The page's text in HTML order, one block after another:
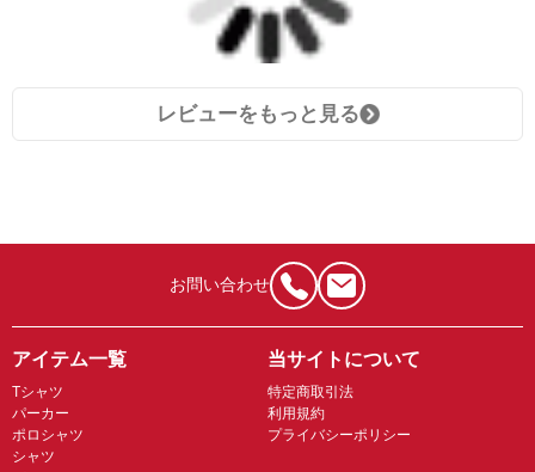
レビューをもっと見る
お問い合わせ
アイテム一覧
Tシャツ
パーカー
ポロシャツ
シャツ
当サイトについて
特定商取引法
利用規約
プライバシーポリシー